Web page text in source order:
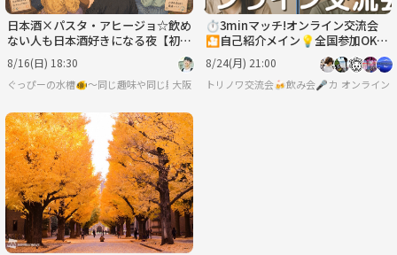
日本酒×パスタ・アヒージョ☆飲め
ない人も日本酒好きになる夜【初め
ましても大歓迎♪】20,30代中心♪
8/16(日) 18:30
ぐっぴーの水槽🐠〜同じ趣味や同じ興味で繋がろう〜
大阪
⏱3minマッチ!オンライン交流会
🎦自己紹介メイン💡全国参加OK
⭐
8/24(月) 21:00
トリノワ交流会🍻飲み会🎤カフェ会☕️カラ
オンライン